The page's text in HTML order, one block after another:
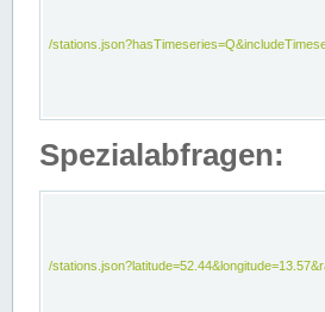
/
Spezialabfragen:
/